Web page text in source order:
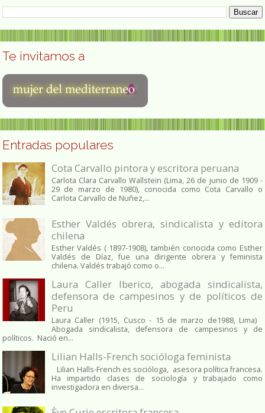
Te invitamos a
Entradas populares
Cota Carvallo pintora y escritora peruana
Carlota Clara Carvallo Wallstein (Lima, 26 de junio de 1909 -
29 de marzo de 1980), conocida como Cota Carvallo o
Carlota Carvallo de Nuñez,...
Esther Valdés obrera, sindicalista y editora
chilena
Esther Valdés ( 1897-1908), también conocida como Esther
Valdés de Díaz, fue una dirigente obrera y feminista
chilena. Valdés trabajó como o...
Laura Caller Iberico, abogada sindicalista,
defensora de campesinos y de políticos de
Peru
Laura Caller (1915, Cusco - 15 de marzo de1988, Lima)
Abogada sindicalista, defensora de campesinos y de
políticos. Nació en...
Lilian Halls-French socióloga feminista
Lilian Halls-French es socióloga, asesora política francesa.
Ha impartido clases de sociología y trabajado como
investigadora en diversa...